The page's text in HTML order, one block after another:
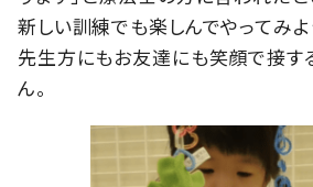
新しい訓練でも楽しんでやってみよ
先生方にもお友達にも笑顔で接す
ん。